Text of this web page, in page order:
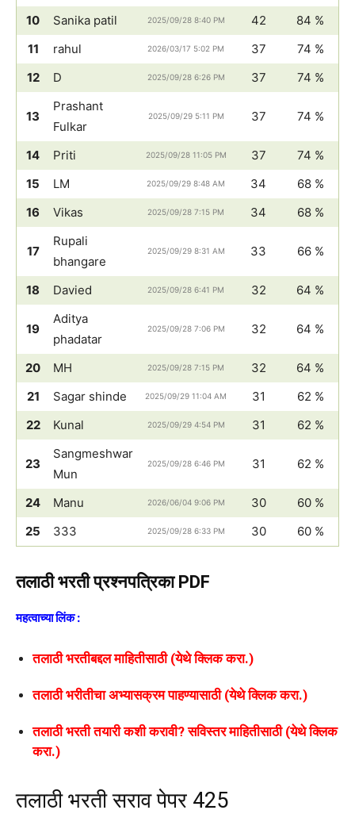
10
Sanika patil 2025/09/28 8:40 PM 42
84 %
11
rahul 2026/03/17 5:02 PM 37
74 %
12
D 2025/09/28 6:26 PM 37 74 %
13
Prashant
Fulkar
2025/09/29 5:11 PM 37 74 %
14 Priti 2025/09/28 11:05 PM 37
74 %
15
LM 2025/09/29 8:48 AM 34
68 %
16
Vikas 2025/09/28 7:15 PM 34 68 %
17
Rupali
bhangare
2025/09/29 8:31 AM 33 66 %
18 Davied 2025/09/28 6:41 PM 32 64 %
19
Aditya
phadatar
2025/09/28 7:06 PM 32 64 %
20 MH 2025/09/28 7:15 PM 32
64 %
21
Sagar shinde 2025/09/29 11:04 AM 31
62 %
22
Kunal 2025/09/29 4:54 PM 31 62 %
23
Sangmeshwar
Mun
2025/09/28 6:46 PM 31 62 %
24 Manu 2026/06/04 9:06 PM 30
60 %
25
333 2025/09/28 6:33 PM 30 60 %
तलाठी भरती प्रश्नपत्रिका PDF
महत्वाच्या लिंक :
तलाठी भरतीबद्दल माहितीसाठी (येथे क्लिक करा.)
तलाठी भरीतीचा अभ्यासक्रम पाहण्यासाठी (येथे क्लिक करा.)
तलाठी भरती तयारी कशी करावी? सविस्तर माहितीसाठी (येथे क्लिक
करा.)
तलाठी भरती सराव पेपर 425